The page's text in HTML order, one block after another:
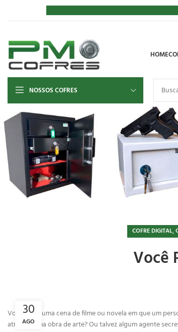
HOME
NOSSOS COFRES
COFRE DIGITAL,
Você
30
AGO
Você já viu uma cena de filme ou novela em que um
atrás de uma obra de arte? Ou talvez algum agente